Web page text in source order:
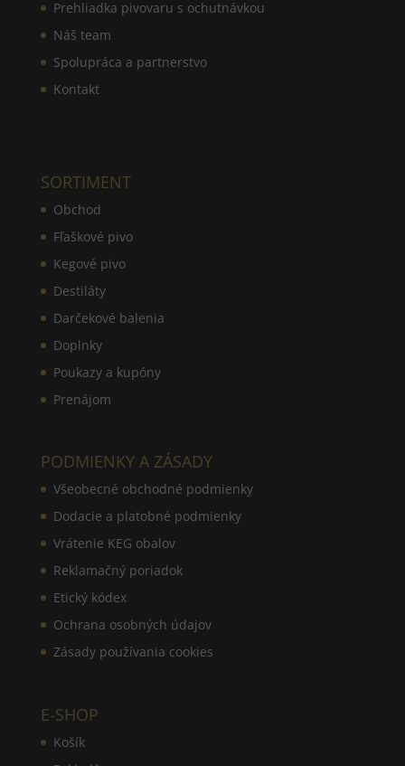
Prehliadka pivovaru s ochutnávkou
Náš team
Spolupráca a partnerstvo
Kontakt
SORTIMENT
Obchod
Fľaškové pivo
Kegové pivo
Destiláty
Darčekové balenia
Doplnky
Poukazy a kupóny
Prenájom
PODMIENKY A ZÁSADY
Všeobecné obchodné podmienky
Dodacie a platobné podmienky
Vrátenie KEG obalov
Reklamačný poriadok
Etický kódex
Ochrana osobných údajov
Zásady používania cookies
E-SHOP
Košík